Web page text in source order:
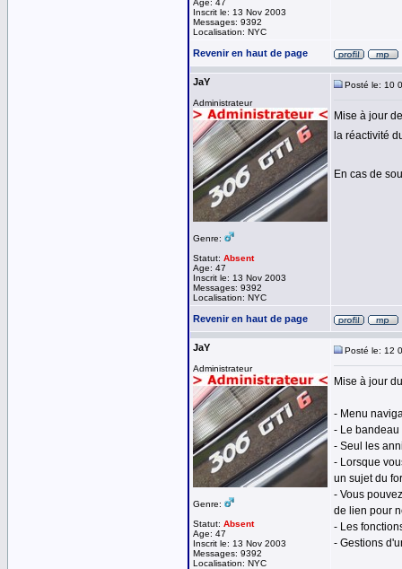
Age: 47
Inscrit le: 13 Nov 2003
Messages: 9392
Localisation: NYC
Revenir en haut de page
JaY
Administrateur
Genre:
Statut: Absent
Age: 47
Inscrit le: 13 Nov 2003
Messages: 9392
Localisation: NYC
Posté le: 10
Mise à jour
la réactivité
En cas de
Revenir en haut de page
JaY
Administrateur
Genre:
Statut: Absent
Age: 47
Inscrit le: 13 Nov 2003
Messages: 9392
Localisation: NYC
Posté le: 12
Mise à jour
- Menu
- Le bandeau
- Seul les
- Lorsque
un sujet du
- Vous
de lien pour
- Les
- Gestions